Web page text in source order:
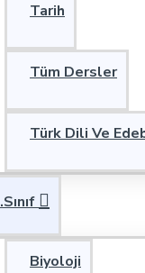
Tarih
Tüm Dersler
Türk Dili Ve
Biyoloji